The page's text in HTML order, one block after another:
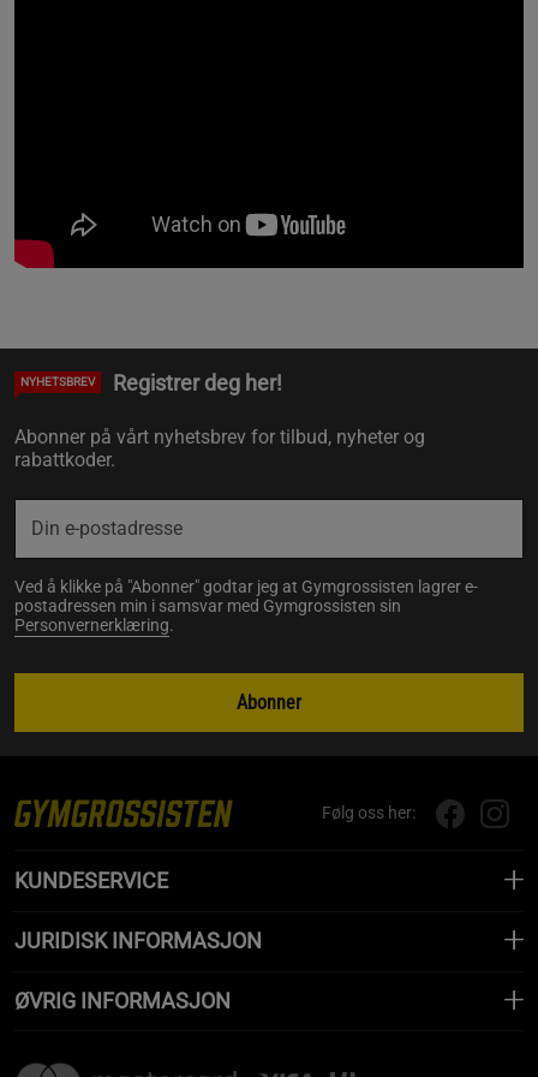
NYHETSBREV Registrer deg her!
Abonner på vårt nyhetsbrev for tilbud, nyheter og
rabattkoder.
Ved å klikke på "Abonner" godtar jeg at Gymgrossisten lagrer e-
postadressen min i samsvar med Gymgrossisten sin
Personvernerklæring.
Abonner
Følg oss her:
KUNDESERVICE
JURIDISK INFORMASJON
ØVRIG INFORMASJON